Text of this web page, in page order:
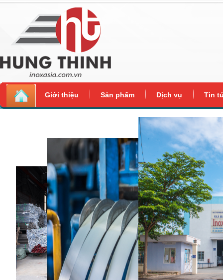
Giới thiệu Sản phẩm Dịch vụ Tin